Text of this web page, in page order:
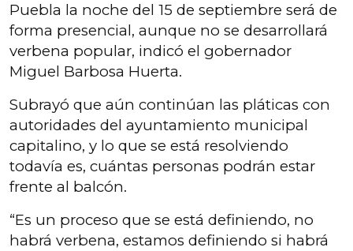
Puebla la noche del 15 de septiembre será de
forma presencial, aunque no se desarrollará
verbena popular, indicó el gobernador
Miguel Barbosa Huerta.
Subrayó que aún continúan las pláticas con
autoridades del ayuntamiento municipal
capitalino, y lo que se está resolviendo
todavía es, cuántas personas podrán estar
frente al balcón.
“Es un proceso que se está definiendo, no
habrá verbena, estamos definiendo si habrá